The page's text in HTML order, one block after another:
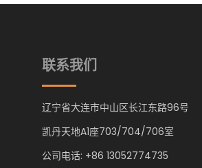
联系我们
辽宁省大连市中山区长江东路96号
凯丹天地A1座703/704/706室
公司电话: +86 13052774735